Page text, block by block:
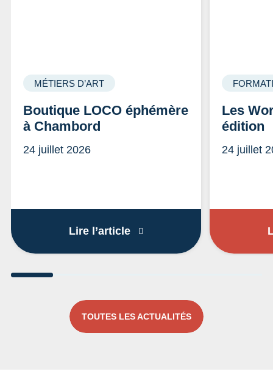
Boutique LOCO éphémère
à Chambord
MÉTIERS D’ART
24 juillet 2026
Lire l’articleBoutique LOCO éphémère
Les
édition
24 juillet
TOUTES LES ACTUALITÉS